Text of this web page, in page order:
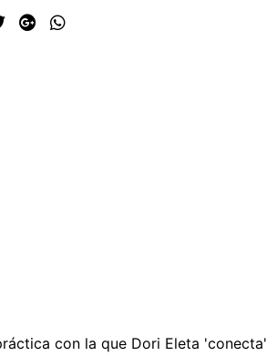
con la que Dori Eleta 'conecta'